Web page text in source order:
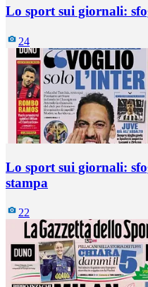
Lo sport sui giornali:
24
Lo sport sui giornali:
stampa
22